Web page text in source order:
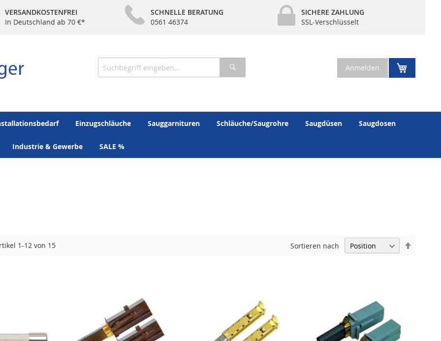
VERSANDKOSTENFREI
In Deutschland ab 70 €*
SCHNELLE BERATUNG
0561 46374
SICHERE ZAHLUNG
SSL-Verschlüsselt
Anmelden
Suche
Einzugschläuche Sauggarnituren Schläuche/Saugrohre Saugdüsen Saugdosen
Industrie & Gewerbe SALE %
1-12 von 15 Sortieren nach